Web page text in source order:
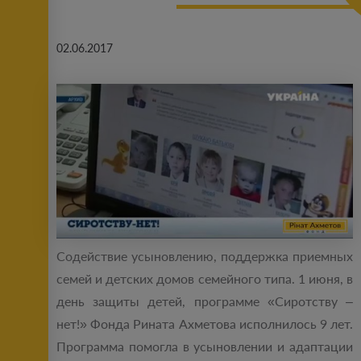
02.06.2017
Содействие усыновлению, поддержка приемных
семей и детских домов семейного типа. 1 июня, в
день защиты детей, программе «Сиротству –
нет!» Фонда Рината Ахметова исполнилось 9 лет.
Программа помогла в усыновлении и адаптации